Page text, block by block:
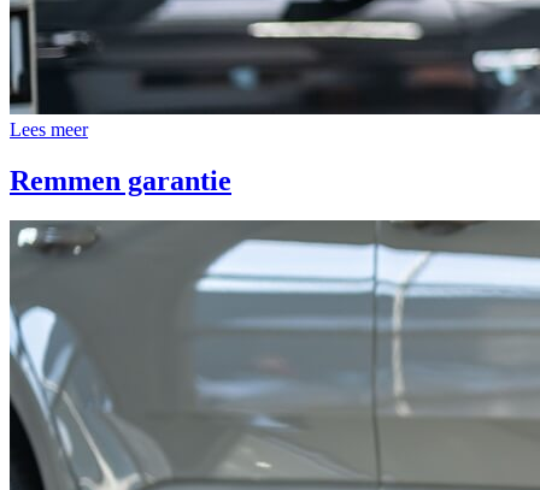
Lees meer
Remmen garantie